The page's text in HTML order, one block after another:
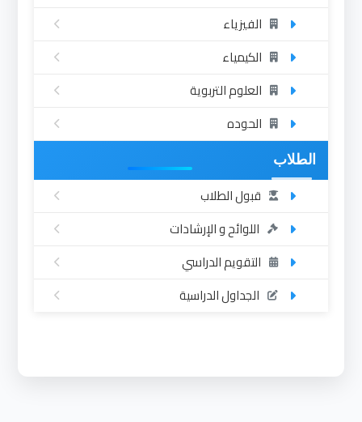
الفيزياء
الكيمياء
العلوم التربوية
الحوده
الطلاب
قبول الطلاب
اللوائح و الإرشادات
التقويم الدراسي
الجداول الدراسية